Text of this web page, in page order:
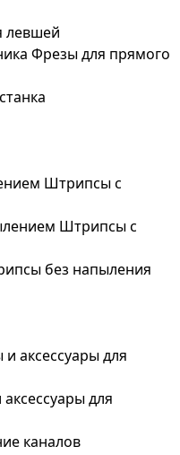
левшей
Фрезы для прямого
Штрипсы c
Штрипсы c
без напыления
для